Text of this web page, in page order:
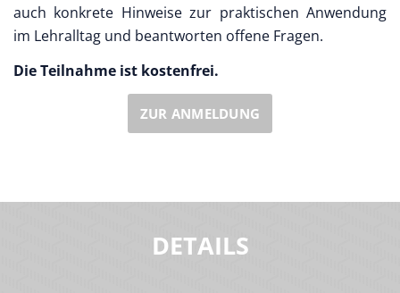
auch konkrete Hinweise zur praktischen Anwendung
im Lehralltag und beantworten offene Fragen.
Die Teilnahme ist kostenfrei.
ZUR ANMELDUNG
DETAILS